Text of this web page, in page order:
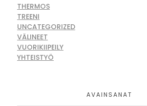
THERMOS
TREENI
UNCATEGORIZED
VÄLINEET
VUORIKIIPEILY
YHTEISTYÖ
AVAINSANAT